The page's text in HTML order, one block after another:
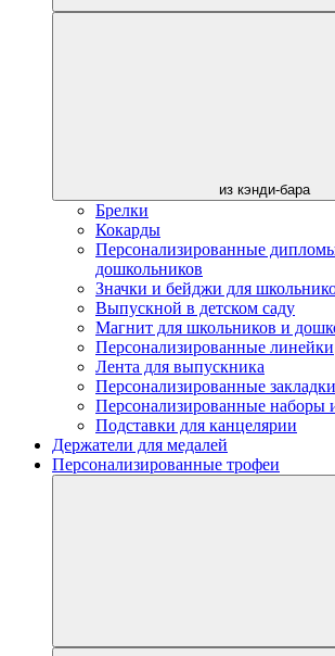
из кэнди-бара
Брелки
Кокарды
Персонализированные
дошкольников
Значки и бейджи для
Выпускной в детском саду
Магнит для школьников и
Персонализированные линейки
Лента для выпускника
Персонализированные
Персонализированные наборы
Подставки для канцелярии
Держатели для медалей
Персонализированные трофеи